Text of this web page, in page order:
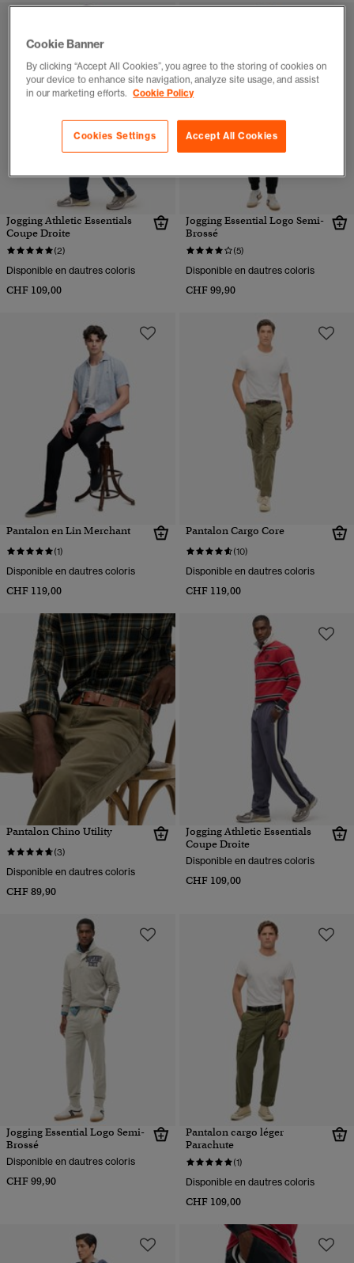
Jogging Athletic Essentials
Coupe Droite
(2)
Disponible en dautres coloris
CHF 109,00
Jogging Essential Logo Semi-
Brossé
(5)
Disponible en dautres coloris
CHF 99,90
Pantalon en Lin Merchant
(1)
Disponible en dautres coloris
CHF 119,00
Pantalon Cargo Core
(10)
Disponible en dautres coloris
CHF 119,00
Pantalon Chino Utility
(3)
Disponible en dautres coloris
CHF 89,90
Jogging Athletic Essentials
Coupe Droite
Disponible en dautres coloris
CHF 109,00
Jogging Essential Logo Semi-
Brossé
Disponible en dautres coloris
CHF 99,90
Pantalon cargo léger
Parachute
(1)
Disponible en dautres coloris
CHF 109,00
Cookie Banner
By clicking “Accept All Cookies”, you agree to the storing of cookies on
your device to enhance site navigation, analyze site usage, and assist
in our marketing efforts. Cookie Policy
Accept All Cookies
Cookies Settings